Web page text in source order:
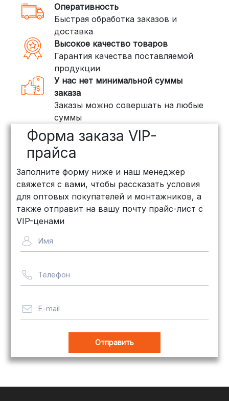
3. Доставка крупногабаритных грузов
(ПЭК, КИТ, Байкал Сервис)
Если ваш заказ включает большие или
тяжелые товары, мы рекомендуем
воспользоваться услугами компаний,
специализирующихся на доставке
грузов:
ПЭК: Сроки доставки — от 3 до 10
дней, стоимость рассчитывается
индивидуально (минимум
рублей
объемных заказов. Сроки — от 3
дней, стоимость — от500 рублей
Байкал Сервис: Идеально подходит
для крупногабаритных товаров.
рассчитывается индивидуально
Важно! Мы заботимся о том, чтобы
целости и сохранности, независимо
от их размера.
Оперативность
Быстрая обработка заказов и
доставка
Высокое качество товаров
Гарантия качества поставляемой
продукции
У нас нет минимальной суммы
заказа
Заказы можно совершать на любые
суммы
Форма заказа VIP-
прайса
Заполните форму ниже и наш менеджер
свяжется с вами, чтобы рассказать условия
для оптовых покупателей и монтажников, а
также отправит на вашу почту прайс-лист с
VIP-ценами
Имя
Телефон
E-mail